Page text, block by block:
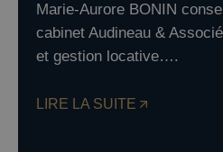
Marie-Aurore BONIN
cabinet Audineau &
et gestion locative….
LIRE LA SUITE